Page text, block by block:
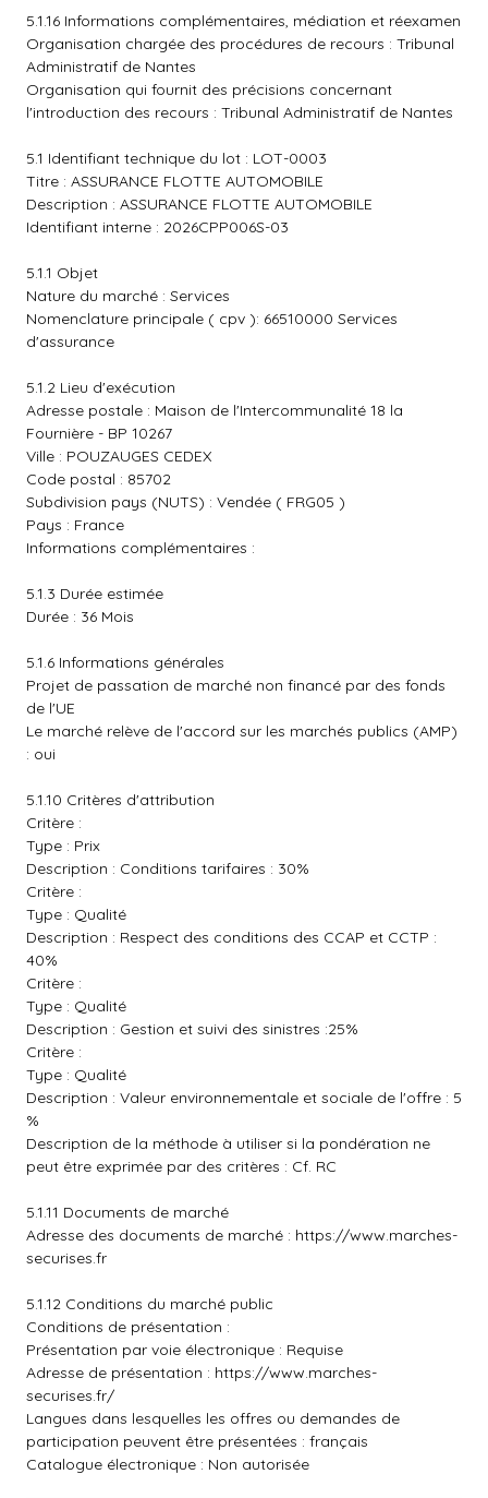
5.1.16 Informations complémentaires, médiation et réexamen
Organisation chargée des procédures de recours : Tribunal
Administratif de Nantes
Organisation qui fournit des précisions concernant
l'introduction des recours : Tribunal Administratif de Nantes
5.1 Identifiant technique du lot : LOT-0003
Titre : ASSURANCE FLOTTE AUTOMOBILE
Description : ASSURANCE FLOTTE AUTOMOBILE
Identifiant interne : 2026CPP006S-03
5.1.1 Objet
Nature du marché : Services
Nomenclature principale ( cpv ): 66510000 Services
d'assurance
5.1.2 Lieu d'exécution
Adresse postale : Maison de l'Intercommunalité 18 la
Fournière - BP 10267
Ville : POUZAUGES CEDEX
Code postal : 85702
Subdivision pays (NUTS) : Vendée ( FRG05 )
Pays : France
Informations complémentaires :
5.1.3 Durée estimée
Durée : 36 Mois
5.1.6 Informations générales
Projet de passation de marché non financé par des fonds
de l'UE
Le marché relève de l'accord sur les marchés publics (AMP)
: oui
5.1.10 Critères d'attribution
Critère :
Type : Prix
Description : Conditions tarifaires : 30%
Critère :
Type : Qualité
Description : Respect des conditions des CCAP et CCTP :
40%
Critère :
Type : Qualité
Description : Gestion et suivi des sinistres :25%
Critère :
Type : Qualité
Description : Valeur environnementale et sociale de l'offre : 5
%
Description de la méthode à utiliser si la pondération ne
peut être exprimée par des critères : Cf. RC
5.1.11 Documents de marché
Adresse des documents de marché : https://www.marches-
securises.fr
5.1.12 Conditions du marché public
Conditions de présentation :
Présentation par voie électronique : Requise
Adresse de présentation : https://www.marches-
securises.fr/
Langues dans lesquelles les offres ou demandes de
participation peuvent être présentées : français
Catalogue électronique : Non autorisée